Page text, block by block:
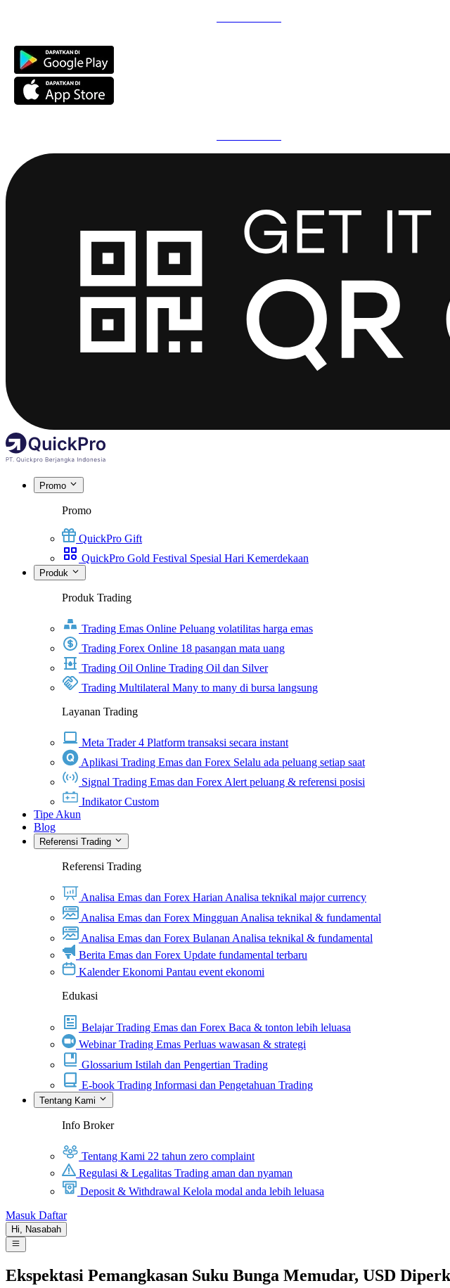
Promo
Promo
QuickPro Gift
QuickPro Gold Festival Spesial Hari Kemerdekaan
Produk
Produk Trading
Trading Emas Online Peluang volatilitas harga emas
Trading Forex Online 18 pasangan mata uang
Trading Oil Online Trading Oil dan Silver
Trading Multilateral Many to many di bursa langsung
Layanan Trading
Meta Trader 4 Platform transaksi secara instant
Aplikasi Trading Emas dan Forex Selalu ada peluang setiap saat
Signal Trading Emas dan Forex Alert peluang & referensi posisi
Indikator Custom
Tipe Akun
Blog
Referensi Trading
Referensi Trading
Analisa Emas dan Forex HarianAnalisa teknikal major currency
Analisa Emas dan Forex MingguanAnalisa teknikal & fundamental
Analisa Emas dan Forex BulananAnalisa teknikal & fundamental
Berita Emas dan Forex Update fundamental terbaru
Kalender Ekonomi Pantau event ekonomi
Edukasi
Belajar Trading Emas dan Forex Baca & tonton lebih leluasa
Webinar Trading Emas Perluas wawasan & strategi
Glossarium Istilah dan Pengertian Trading
E-book Trading Informasi dan Pengetahuan Trading
Tentang Kami
Info Broker
Tentang Kami 22 tahun zero complaint
Regulasi & Legalitas Trading aman dan nyaman
Deposit & Withdrawal Kelola modal anda lebih leluasa
Masuk Daftar
Hi, Nasabah
Ekspektasi Pemangkasan Suku Bunga Memudar, USD